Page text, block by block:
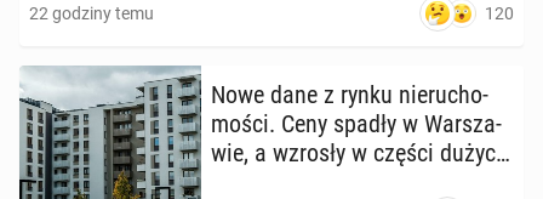
22 godziny temu 120
Nowe dane z rynku nie­ru­cho­
mo­ści. Ceny spadły w War­sza­
wie, a wzrosły w części dużych